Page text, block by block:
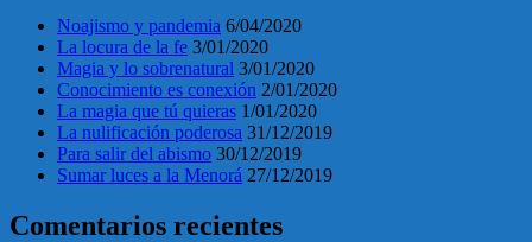
Noajismo y pandemia 6/04/2020
La locura de la fe 3/01/2020
Magia y lo sobrenatural 3/01/2020
Conocimiento es conexión 2/01/2020
La magia que tú quieras 1/01/2020
La nulificación poderosa 31/12/2019
Para salir del abismo 30/12/2019
Sumar luces a la Menorá 27/12/2019
Comentarios recientes